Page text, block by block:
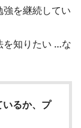
強を継続してい
を知りたい …な
いるか、プ